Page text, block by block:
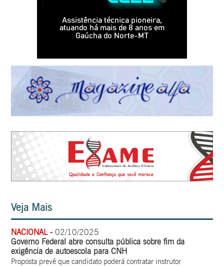
Veja Mais
NACIONAL -02/10/2025
Governo Federal abre consulta pública sobre fim da
exigência de autoescola para CNH
Proposta prevê que candidato poderá contratar instrutor